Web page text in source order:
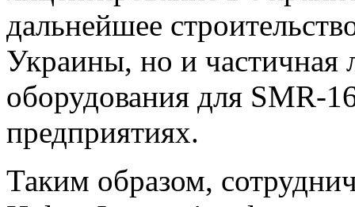
дальнейшее
Украины, но и частичная
оборудования для SMR-
предприятиях.
Таким образом,